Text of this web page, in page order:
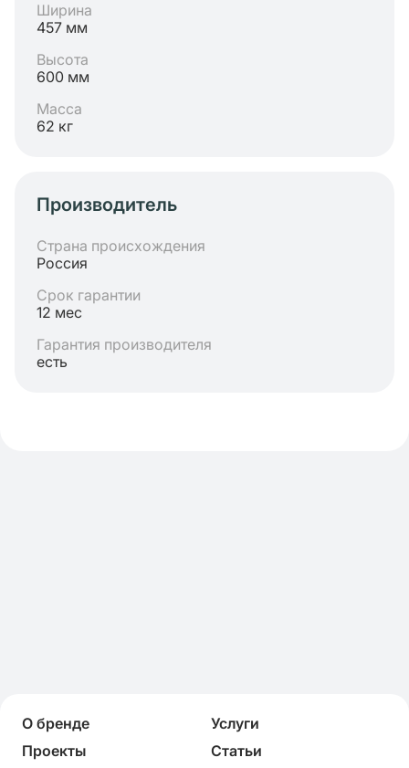
Ширина
457 мм
Высота
600 мм
Масса
62 кг
Производитель
Страна происхождения
Россия
Срок гарантии
12 мес
Гарантия производителя
есть
О бренде
Услуги
Проекты
Статьи